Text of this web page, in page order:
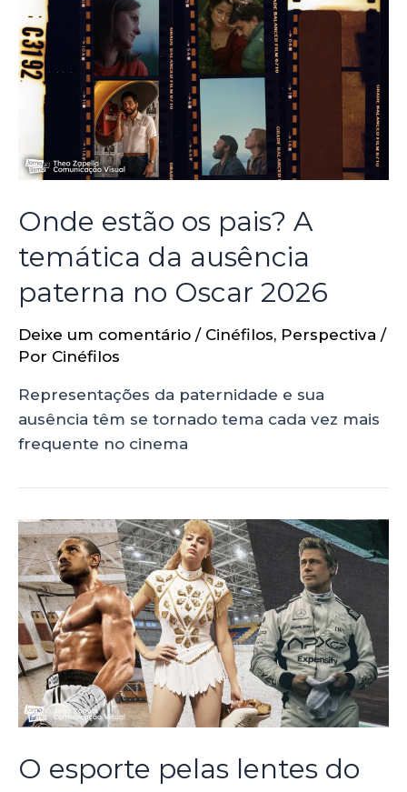
Onde estão os pais? A
temática da ausência
paterna no Oscar 2026
Deixe um comentário / Cinéfilos, Perspectiva /
Por Cinéfilos
Representações da paternidade e sua
ausência têm se tornado tema cada vez mais
frequente no cinema
O esporte pelas lentes do